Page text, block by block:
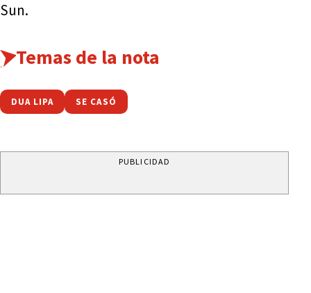
Sun.
Temas de la nota
DUA LIPA SE CASÓ
PUBLICIDAD